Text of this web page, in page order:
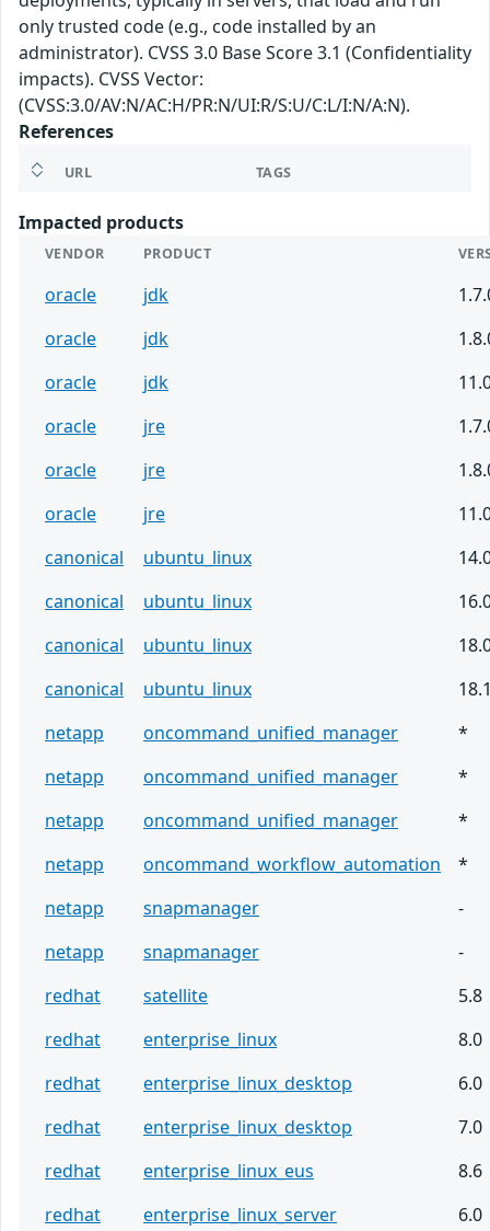
only trusted code (e.g., code installed by an
administrator). CVSS 3.0 Base Score 3.1 (Confidentiality
impacts). CVSS Vector:
(CVSS:3.0/AV:N/AC:H/PR:N/UI:R/S:U/C:L/I:N/A:N).
References
URL TAGS
Impacted products
VENDOR PRODUCT
oracle jdk
oracle
jdk
oracle
jdk
oracle
jre
oracle
jre
oracle
jre
canonical
ubuntu_linux
canonical
ubuntu_linux
canonical
ubuntu_linux
canonical
ubuntu_linux
netapp
oncommand_unified_manager
*
netapp
oncommand_unified_manager
*
netapp
oncommand_unified_manager
*
netapp
oncommand_workflow_automation
*
netapp
snapmanager
-
netapp
snapmanager
-
redhat
satellite
5.8
redhat
enterprise_linux
8.0
redhat
enterprise_linux_desktop
6.0
redhat
enterprise_linux_desktop
7.0
redhat
enterprise_linux_eus
8.6
redhat
enterprise_linux_server
6.0